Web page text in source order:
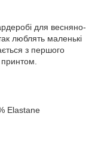
для весняно-
люблять маленькі
з першого
Elastane